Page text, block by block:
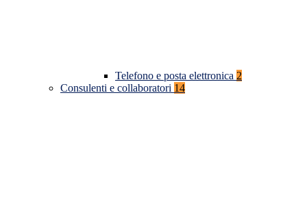
Telefono e posta elettronica 2
Consulenti e collaboratori 14